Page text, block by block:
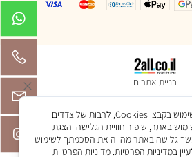
בניית אתרים
לידיעתך, באתרנו נעשה שימוש בקבצי Cookies, לרבות של צדדים
באתר, שיפור חוויית הגלישה והצגת
גלישה באתר מהווה את הסכמתך לשימוש
במדיניות הפרטיות. מדיניות הפרטיות